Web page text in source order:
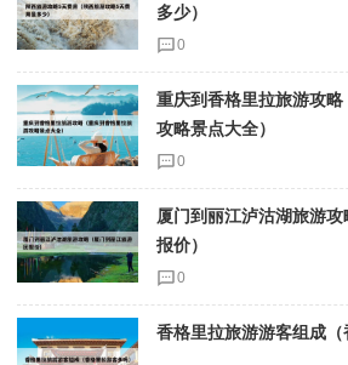
多少）
0
重庆到香格里拉旅游攻
攻略景点大全）
0
厦门到丽江泸沽湖旅游
报价）
0
香格里拉旅游游客组成（